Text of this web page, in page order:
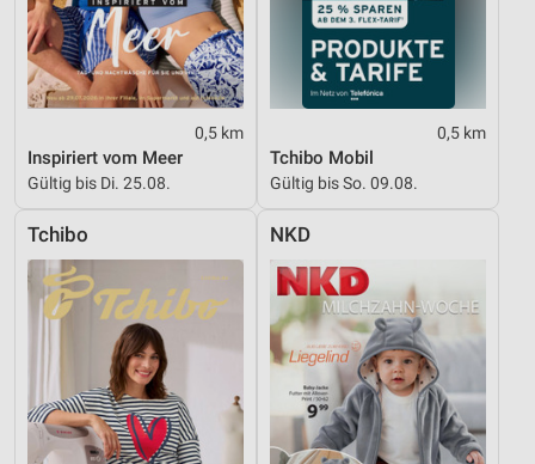
0,5 km
Inspiriert vom Meer
Gültig bis Di. 25.08.
0,5 km
Tchibo Mobil
Gültig bis So. 09.08.
Tchibo NKD
Partnerliste anzeigen (1 IAB-Anbieter)
Wir nutzen Ihre Daten für folgende Zwecke:
IAB-Verarbeitungszwecke:
Speichern von oder Zugriff auf Informationen
auf einem Endgerät
Verwendung reduzierter Daten zur Auswahl von
Erstellung von Profilen für personalisierte
Werbung
Verwendung von Profilen zur Auswahl
personalisierter Werbung
Erstellung von Profilen zur Personalisierung
von Inhalten